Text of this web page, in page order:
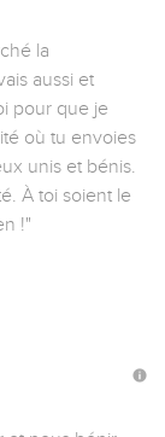
la
aussi et
pour que je
où tu envoies
unis et bénis.
À toi soient le
!"